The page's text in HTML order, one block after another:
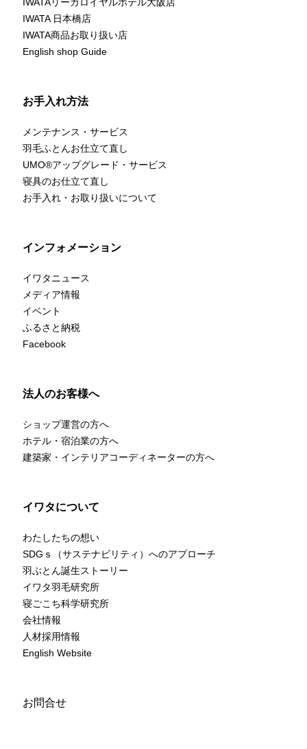
IWATA 日本橋店
IWATA商品お取り扱い店
English shop Guide
お手入れ方法
メンテナンス・サービス
羽毛ふとんお仕立て直し
UMO®アップグレード・サービス
寝具のお仕立て直し
お手入れ・お取り扱いについて
インフォメーション
イワタニュース
メディア情報
イベント
ふるさと納税
Facebook
法人のお客様へ
ショップ運営の方へ
ホテル・宿泊業の方へ
建築家・インテリアコーディネーターの方へ
イワタについて
わたしたちの想い
SDGｓ（サステナビリティ）へのアプローチ
羽ぶとん誕生ストーリー
イワタ羽毛研究所
寝ごこち科学研究所
会社情報
人材採用情報
English Website
お問合せ